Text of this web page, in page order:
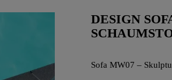
DESIGN
Sofa MW07 –